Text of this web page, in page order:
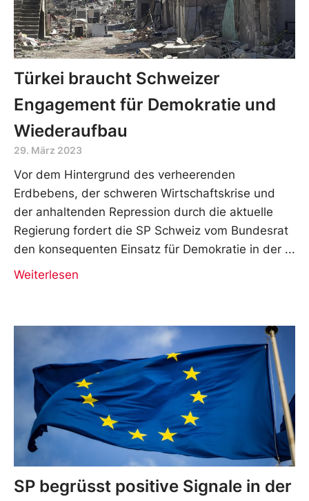
Türkei braucht Schweizer
Engagement für Demokratie und
Wiederaufbau
29. März 2023
Vor dem Hintergrund des verheerenden
Erdbebens, der schweren Wirtschaftskrise und
der anhaltenden Repression durch die aktuelle
Regierung fordert die SP Schweiz vom Bundesrat
den konsequenten Einsatz für Demokratie in der
Weiterlesen
SP begrüsst positive Signale in der